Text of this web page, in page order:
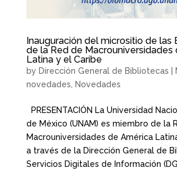
Inauguración del micrositio de las
de la Red de Macrouniversidades
Latina y el Caribe
by Dirección General de Bibliotecas
novedades
Novedades
PRESENTACIÓN La Universidad
de México (UNAM) es miembro de la
Macrouniversidades de América
a través de la Dirección General de
Servicios Digitales de Información